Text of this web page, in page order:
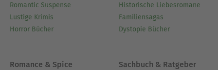
Romantic Suspense
Lustige Krimis
Horror Bücher
Historische Liebesromane
Familiensagas
Dystopie Bücher
Romance & Spice Sachbuch & Ratgeber